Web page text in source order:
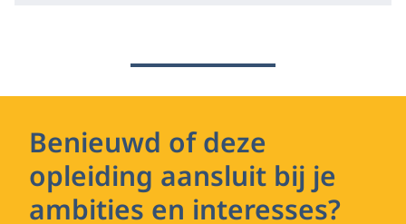
Benieuwd of deze
opleiding aansluit bij je
ambities en interesses?